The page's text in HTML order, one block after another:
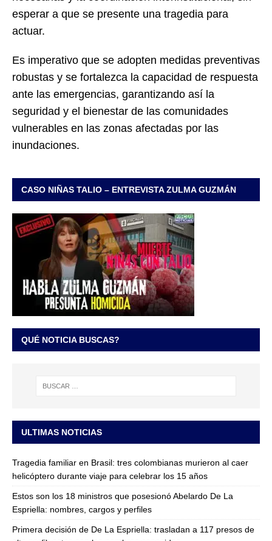
esperar a que se presente una tragedia para
actuar.
Es imperativo que se adopten medidas preventivas
robustas y se fortalezca la capacidad de respuesta
ante las emergencias, garantizando así la
seguridad y el bienestar de las comunidades
vulnerables en las zonas afectadas por las
inundaciones.
CASO NIÑAS TALIO – ENTREVISTA ZULMA GUZMÁN
QUÉ NOTICIA BUSCAS?
ULTIMAS NOTICIAS
Tragedia familiar en Brasil: tres colombianas murieron al caer
helicóptero durante viaje para celebrar los 15 años
Estos son los 18 ministros que posesionó Abelardo De La
Espriella: nombres, cargos y perfiles
Primera decisión de De La Espriella: trasladan a 117 presos de